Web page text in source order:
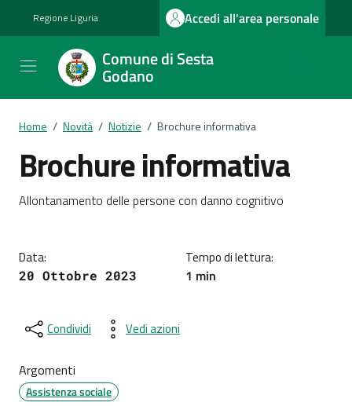
Regione Liguria Accedi all'area personale
Comune di Sesta
Godano
Home / Novità / Notizie / Brochure informativa
Brochure informativa
Dettagli della notizia
Allontanamento delle persone con danno cognitivo
Data:
20 Ottobre 2023
Tempo di lettura:
1 min
Condividi Vedi azioni
Argomenti
Assistenza sociale